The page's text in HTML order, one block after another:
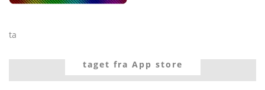
ta
taget fra App store